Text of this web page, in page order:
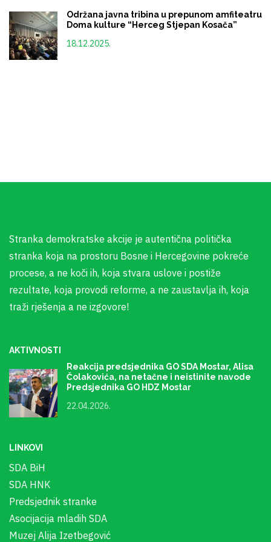
Održana javna tribina u prepunom amfiteatru
Doma kulture “Herceg Stjepan Kosača”
18.12.2025.
Stranka demokratske akcije je autentična politička
stranka koja na prostoru Bosne i Hercegovine pokreće
procese, a ne koči ih, koja stvara uslove i postiže
rezultate, koja provodi reforme, a ne zaustavlja ih, koja
traži rješenja a ne izgovore!
AKTIVNOSTI
Reakcija predsjednika GO SDA Mostar, Alisa
Čolakovića, na netačne i neistinite navode
Predsjednika GO HDZ Mostar
22.04.2026.
LINKOVI
SDA BiH
SDA HNK
Predsjednik stranke
Asocijacija mladih SDA
Muzej Alija Izetbegović